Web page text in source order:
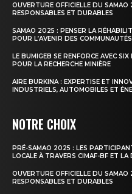
OUVERTURE OFFICIELLE DU SAMAO
RESPONSABLES ET DURABLES
SAMAO 2025 : PENSER LA
POUR L’AVENIR DES COMMUNAUTÉS
LE BUMIGEB SE RENFORCE AVEC
POUR LA RECHERCHE MINIÈRE
AIRE BURKINA : EXPERTISE ET
INDUSTRIELS, AUTOMOBILES ET
NOTRE CHOIX
PRÉ-SAMAO 2025 : LES
LOCALE À TRAVERS CIMAF-BF ET LA
OUVERTURE OFFICIELLE DU SAMAO
RESPONSABLES ET DURABLES